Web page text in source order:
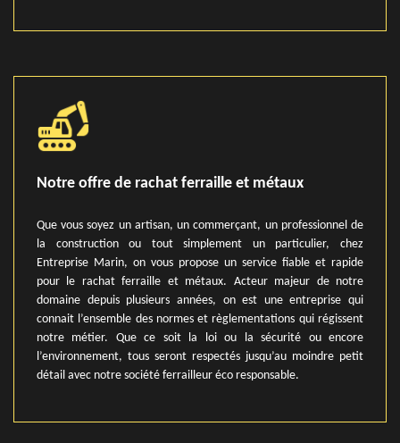
Notre offre de rachat ferraille et métaux
Que vous soyez un artisan, un commerçant, un professionnel de
la construction ou tout simplement un particulier, chez
Entreprise Marin, on vous propose un service fiable et rapide
pour le rachat ferraille et métaux. Acteur majeur de notre
domaine depuis plusieurs années, on est une entreprise qui
connait l’ensemble des normes et règlementations qui régissent
notre métier. Que ce soit la loi ou la sécurité ou encore
l’environnement, tous seront respectés jusqu’au moindre petit
détail avec notre société ferrailleur éco responsable.